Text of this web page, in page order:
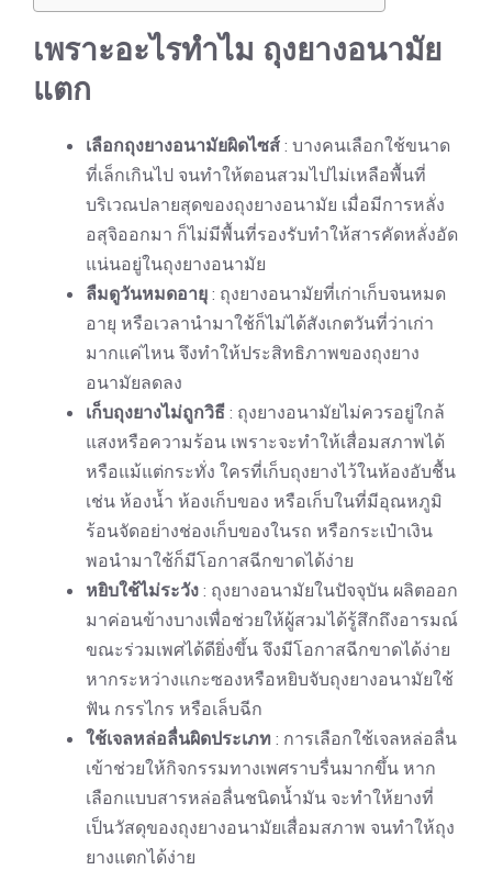
เพราะอะไรทำไม ถุงยางอนามัย
แตก
เลือกถุงยางอนามัยผิดไซส์ : บางคนเลือกใช้ขนาด
ที่เล็กเกินไป จนทำให้ตอนสวมไปไม่เหลือพื้นที่
บริเวณปลายสุดของถุงยางอนามัย เมื่อมีการหลั่ง
อสุจิออกมา ก็ไม่มีพื้นที่รองรับทำให้สารคัดหลั่งอัด
แน่นอยู่ในถุงยางอนามัย
ลืมดูวันหมดอายุ : ถุงยางอนามัยที่เก่าเก็บจนหมด
อายุ หรือเวลานำมาใช้ก็ไม่ได้สังเกตวันที่ว่าเก่า
มากแค่ไหน จึงทำให้ประสิทธิภาพของถุงยาง
อนามัยลดลง
เก็บถุงยางไม่ถูกวิธี : ถุงยางอนามัยไม่ควรอยู่ใกล้
แสงหรือความร้อน เพราะจะทำให้เสื่อมสภาพได้
หรือแม้แต่กระทั่ง ใครที่เก็บถุงยางไว้ในห้องอับชื้น
เช่น ห้องน้ำ ห้องเก็บของ หรือเก็บในที่มีอุณหภูมิ
ร้อนจัดอย่างช่องเก็บของในรถ หรือกระเป๋าเงิน
พอนำมาใช้ก็มีโอกาสฉีกขาดได้ง่าย
หยิบใช้ไม่ระวัง : ถุงยางอนามัยในปัจจุบัน ผลิตออก
มาค่อนข้างบางเพื่อช่วยให้ผู้สวมได้รู้สึกถึงอารมณ์
ขณะร่วมเพศได้ดียิ่งขึ้น จึงมีโอกาสฉีกขาดได้ง่าย
หากระหว่างแกะซองหรือหยิบจับถุงยางอนามัยใช้
ฟัน กรรไกร หรือเล็บฉีก
ใช้เจลหล่อลื่นผิดประเภท : การเลือกใช้เจลหล่อลื่น
เข้าช่วยให้กิจกรรมทางเพศราบรื่นมากขึ้น หาก
เลือกแบบสารหล่อลื่นชนิดน้ำมัน จะทำให้ยางที่
เป็นวัสดุของถุงยางอนามัยเสื่อมสภาพ จนทำให้ถุง
ยางแตกได้ง่าย